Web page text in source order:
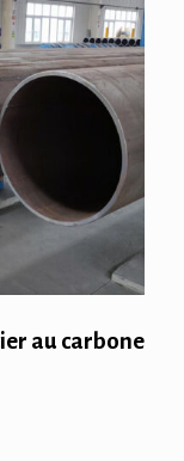
au carbone